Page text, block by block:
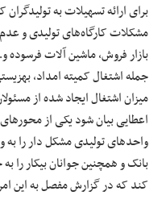
برای ارائه تسهیلات به
مشکلات کارگاه‌های تولیدی و
بازار فروش، ماشین آلات فرسوده
جمله اشتغال کمیته امداد،
میزان اشتغال ایجاد شده از
اعطایی بیان شود یکی از
واحدهای تولیدی مشکل دار را
بانک و همچنین جوانان بیکار را
کند که در گزارش مفصل به این